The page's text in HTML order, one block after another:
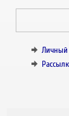
Личный